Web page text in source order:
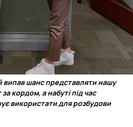
випав шанс представляти нашу
кордом, а набуті під час
використати для розбудови